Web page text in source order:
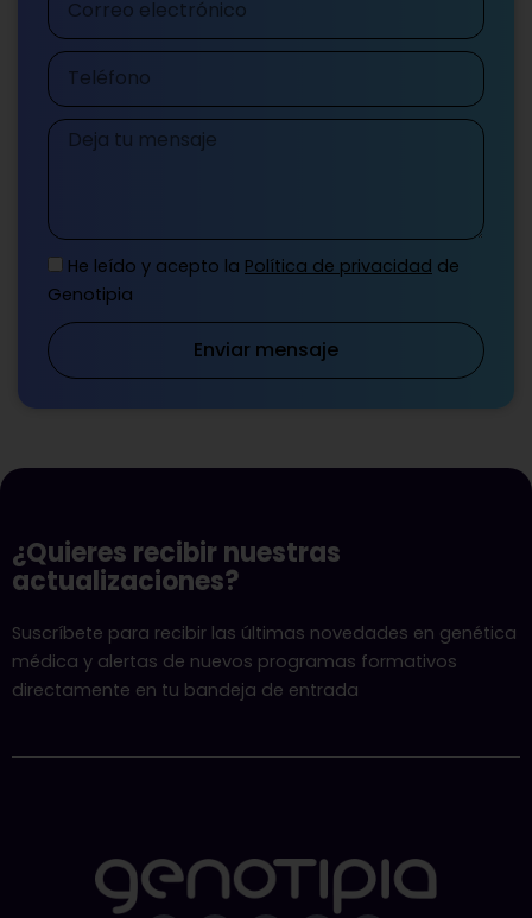
electrónico
Teléfono
Mensaje
He leído y acepto la Política de privacidad de
Genotipia
Enviar mensaje
¿Quieres recibir nuestras
actualizaciones?
Suscríbete para recibir las últimas novedades en genética
médica y alertas de nuevos programas formativos
directamente en tu bandeja de entrada